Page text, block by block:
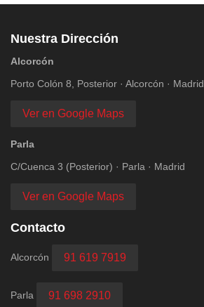
Nuestra Dirección
Alcorcón
Porto Colón 8, Posterior · Alcorcón · Madrid
Ver en Google Maps
Parla
C/Cuenca 3 (Posterior) · Parla · Madrid
Ver en Google Maps
Contacto
Alcorcón 91 619 7919
Parla 91 698 2910